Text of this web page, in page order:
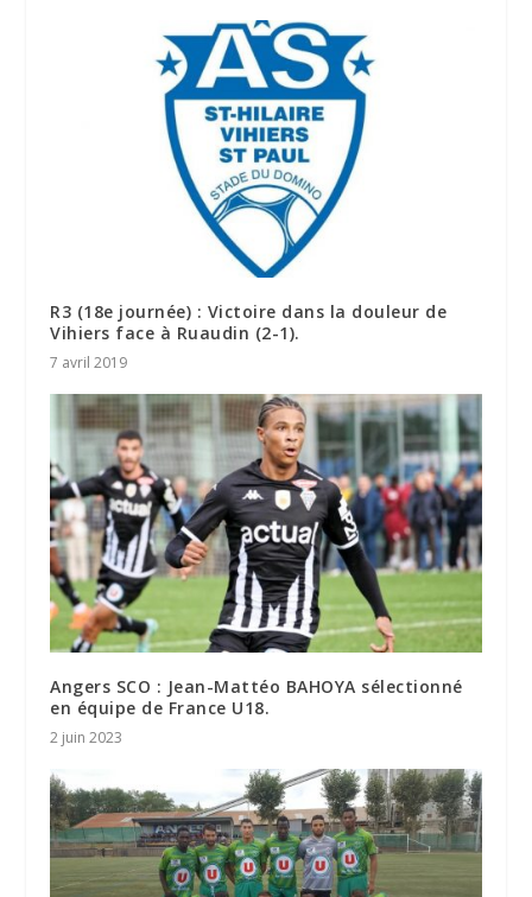
R3 (18e journée) : Victoire dans la douleur de
Vihiers face à Ruaudin (2-1).
7 avril 2019
Angers SCO : Jean-Mattéo BAHOYA sélectionné
en équipe de France U18.
2 juin 2023